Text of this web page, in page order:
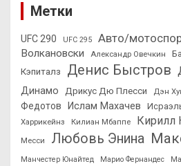
Метки
UFC 290 UFC 295 Авто/
Волкановски
Александр Овечкин
Кэпиталз
Денис Быстров
Динамо Дрикус Дю Плесси Дэн
Федотов
Ислам Махачев
Харрикейнз
Килиан Мбаппе Кирилл
Месси
Любовь Энина
Манчестер Юнайтед Марио Фернандес